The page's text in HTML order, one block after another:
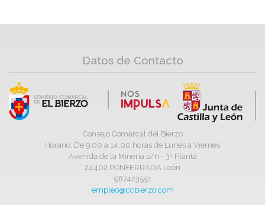
Datos de Contacto
Consejo Comarcal del Bierzo
Horario: De 9,00 a 14,00 horas de Lunes a Viernes
Avenida de la Minería s/n - 3ª Planta
24402 PONFERRADA León
987423551
empleo@ccbierzo.com